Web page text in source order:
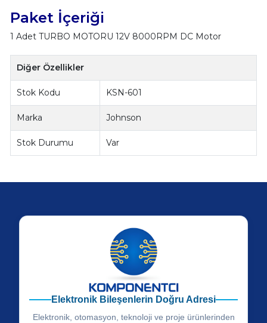
Paket İçeriği
1 Adet TURBO MOTORU 12V 8000RPM DC Motor
Diğer Özellikler
Stok Kodu KSN-601
Marka Johnson
Stok Durumu Var
Elektronik Bileşenlerin Doğru Adresi
Elektronik, otomasyon, teknoloji ve proje ürünlerinden